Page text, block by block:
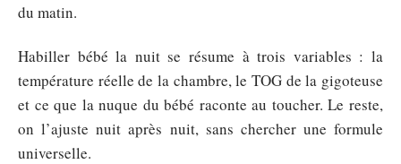
du matin.
Habiller bébé la nuit se résume à trois variables : la
température réelle de la chambre, le TOG de la gigoteuse
et ce que la nuque du bébé raconte au toucher. Le reste,
on l’ajuste nuit après nuit, sans chercher une formule
universelle.